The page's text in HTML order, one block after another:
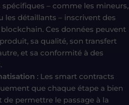
spécifiques – comme les mineurs,
les détaillants – inscrivent des
Ces données peuvent
sa qualité, son transfert
et sa conformité à des
: Les smart contracts
que chaque étape a bien
de permettre le passage à la